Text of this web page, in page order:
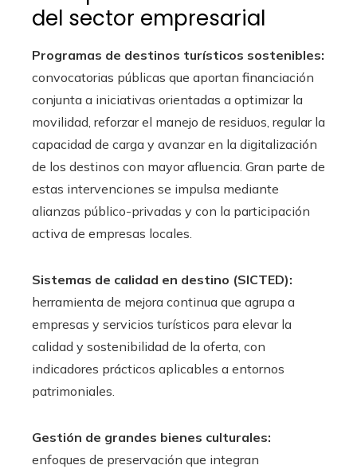
del sector empresarial
Programas de destinos turísticos sostenibles:
convocatorias públicas que aportan financiación
conjunta a iniciativas orientadas a optimizar la
movilidad, reforzar el manejo de residuos, regular la
capacidad de carga y avanzar en la digitalización
de los destinos con mayor afluencia. Gran parte de
estas intervenciones se impulsa mediante
alianzas público-privadas y con la participación
activa de empresas locales.
Sistemas de calidad en destino (SICTED):
herramienta de mejora continua que agrupa a
empresas y servicios turísticos para elevar la
calidad y sostenibilidad de la oferta, con
indicadores prácticos aplicables a entornos
patrimoniales.
Gestión de grandes bienes culturales:
enfoques de preservación que integran